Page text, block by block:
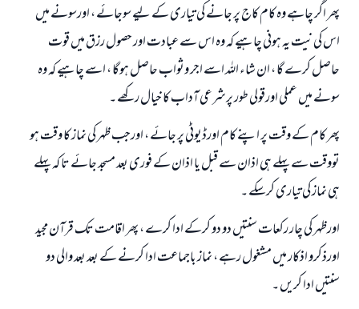
پھر اگر چاہے وہ کام کاج پر جانے کی تیاری کے لیے سوجائے ، اورسونے میں
اس کی نیت یہ ہونی چاہیے کہ وہ اس سے عبادت اور حصول رزق میں قوت
حاصل کرے گا ، ان شاء اللہ اسے اجر وثواب حاصل ہوگا ، اسے چاہیے کہ وہ
سونے میں عملی اورقولی طور پرشرعی آداب کا خیال رکھے ۔
پھر کام کے وقت پر اپنے کام اورڈیوٹی پر جائے ، اورجب ظہر کی نماز کا وقت ہو
تووقت سے پہلے ہی اذان سے قبل یا اذان کے فوری بعد مسجد جائے تا کہ پہلے
ہی نماز کی تیاری کرسکے ۔
اورظہر کی چار رکعات سنتیں دو دو کرکے ادا کرے ، پھر اقامت تک قرآن مجید
اورذکرو اذکار میں مشغول رہے ، نماز باجماعت ادا کرنے کے بعد بعد والی دو
سنتیں ادا کریں ۔